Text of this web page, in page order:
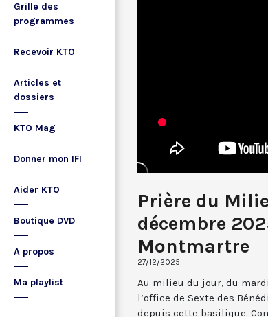
Grille des
programmes
Recevoir KTO
Articles et
dossiers
KTO Mag
Donner mon IFI
Aider KTO
Boutique DVD
A propos
Ma playlist
Prière du
décembre
Montmartre
27/12/2025
Au milieu du jour, du
l’office de Sexte des
depuis cette basilique.